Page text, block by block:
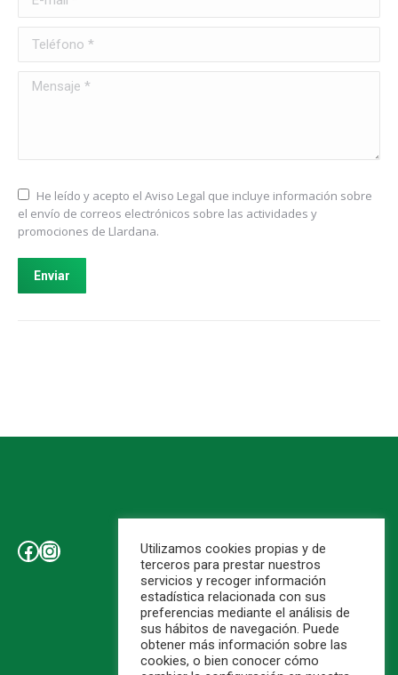
Teléfono *
Mensaje *
He leído y acepto el Aviso Legal que incluye información sobre
el envío de correos electrónicos sobre las actividades y
promociones de Llardana.
Enviar
Facebook
Instagram
Aviso Legal
Política de Cookies
Contáctanos
Utilizamos cookies propias y de
terceros para prestar nuestros
servicios y recoger información
estadística relacionada con sus
preferencias mediante el análisis de
sus hábitos de navegación. Puede
obtener más información sobre las
cookies, o bien conocer cómo